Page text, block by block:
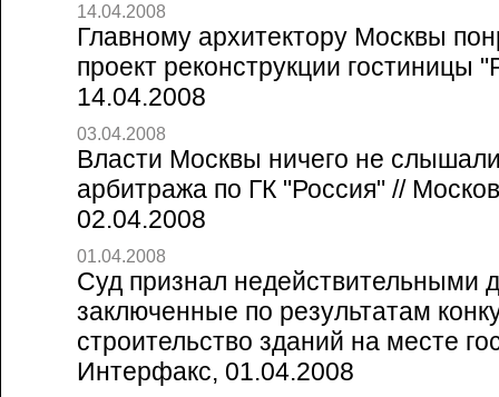
14.04.2008
Главному архитектору Москвы
проект реконструкции гостиницы
14.04.2008
03.04.2008
Власти Москвы ничего не
арбитража по ГК "Россия" //
02.04.2008
01.04.2008
Суд признал недействительными
заключенные по результатам
строительство зданий на месте
Интерфакс, 01.04.2008